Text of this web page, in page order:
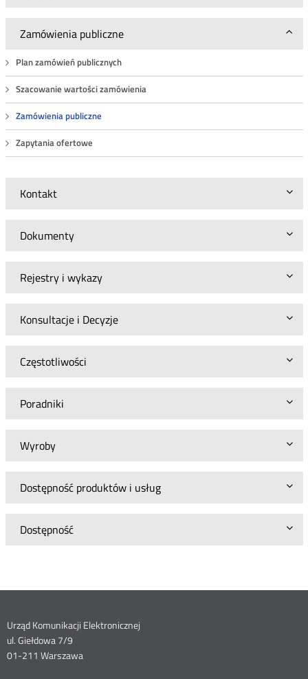
Zamówienia publiczne
Plan zamówień publicznych
Szacowanie wartości zamówienia
Zamówienia publiczne
Zapytania ofertowe
Kontakt
Dokumenty
Rejestry i wykazy
Konsultacje i Decyzje
Częstotliwości
Poradniki
Wyroby
Dostępność produktów i usług
Dostępność
Dane
kontaktowe
Urząd Komunikacji Elektronicznej
ul. Giełdowa 7/9
01-211 Warszawa